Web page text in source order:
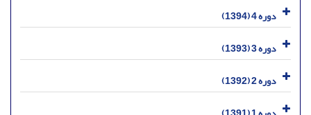
دوره 4 (1394)
دوره 3 (1393)
دوره 2 (1392)